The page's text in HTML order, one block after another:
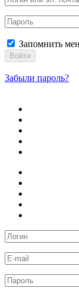
Запомнить
Войти
Забыли пароль?